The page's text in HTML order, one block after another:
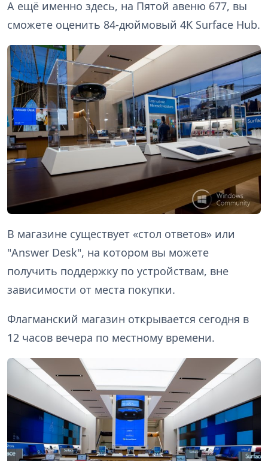
А ещё именно здесь, на Пятой авеню 677, вы
сможете оценить 84-дюймовый 4K Surface Hub.
В магазине существует «стол ответов» или
"Answer Desk", на котором вы можете
получить поддержку по устройствам, вне
зависимости от места покупки.
Флагманский магазин открывается сегодня в
12 часов вечера по местному времени.